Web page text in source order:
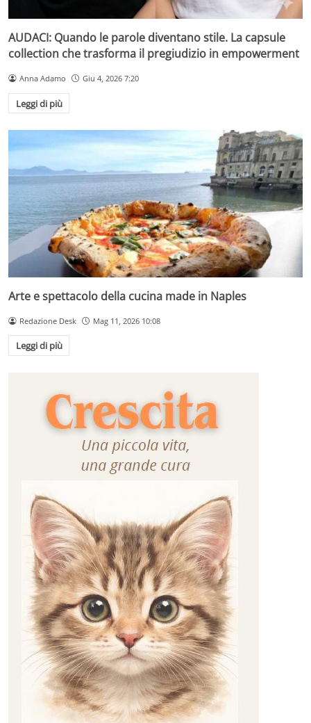
AUDACI: Quando le parole diventano stile. La capsule
collection che trasforma il pregiudizio in empowerment
Anna Adamo Giu 4, 2026 7:20
Leggi di più
Arte e spettacolo della cucina made in Naples
Redazione Desk Mag 11, 2026 10:08
Leggi di più